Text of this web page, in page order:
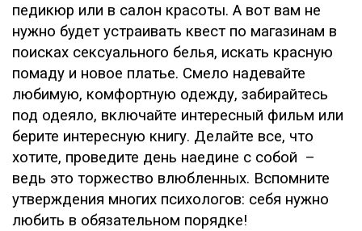
педикюр или в салон красоты. А вот вам не
нужно будет устраивать квест по магазинам в
поисках сексуального белья, искать красную
помаду и новое платье. Смело надевайте
любимую, комфортную одежду, забирайтесь
под одеяло, включайте интересный фильм или
берите интересную книгу. Делайте все, что
хотите, проведите день наедине с собой –
ведь это торжество влюбленных. Вспомните
утверждения многих психологов: себя нужно
любить в обязательном порядке!